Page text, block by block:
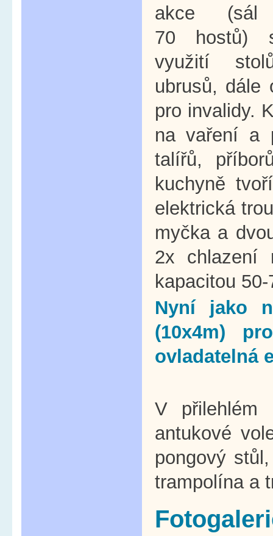
akce
70 hostů)
využití
ubrusů, dále
pro invalidy.
na vaření a
talířů,
kuchyně
elektrická
myčka a
2x chlazení
kapacitou
Nyní jako
(10x4m)
ovladatelná
V přilehlém
antukové
pongový
trampolína a